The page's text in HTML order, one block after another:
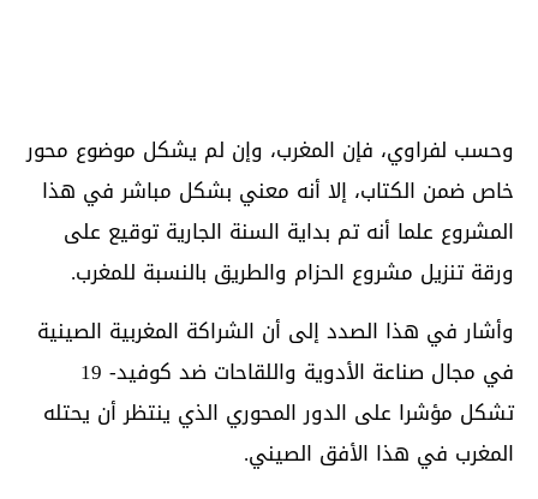
وحسب لفراوي، فإن المغرب، وإن لم يشكل موضوع محور
خاص ضمن الكتاب، إلا أنه معني بشكل مباشر في هذا
المشروع علما أنه تم بداية السنة الجارية توقيع على
ورقة تنزيل مشروع الحزام والطريق بالنسبة للمغرب.
وأشار في هذا الصدد إلى أن الشراكة المغربية الصينية
في مجال صناعة الأدوية واللقاحات ضد كوفيد- 19
تشكل مؤشرا على الدور المحوري الذي ينتظر أن يحتله
المغرب في هذا الأفق الصيني.